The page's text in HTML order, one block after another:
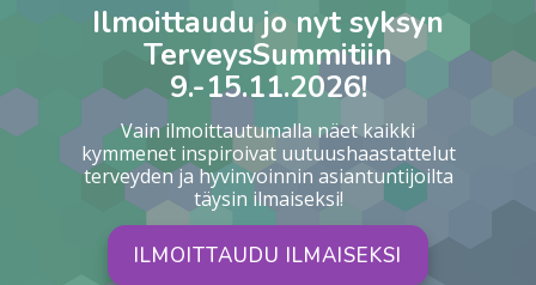
Ilmoittaudu jo nyt syksyn
TerveysSummitiin
9.-15.11.2026!
Vain ilmoittautumalla näet kaikki
kymmenet inspiroivat uutuushaastattelut
terveyden ja hyvinvoinnin asiantuntijoilta
täysin ilmaiseksi!
ILMOITTAUDU ILMAISEKSI